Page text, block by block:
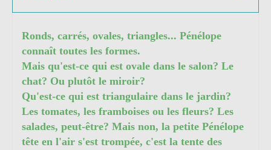
Ronds, carrés, ovales, triangles... Pénélope
connaît toutes les formes.
Mais qu'est-ce qui est ovale dans le salon? Le
chat? Ou plutôt le miroir?
Qu'est-ce qui est triangulaire dans le jardin?
Les tomates, les framboises ou les fleurs? Les
salades, peut-être? Mais non, la petite Pénélope
tête en l'air s'est trompée, c'est la tente des